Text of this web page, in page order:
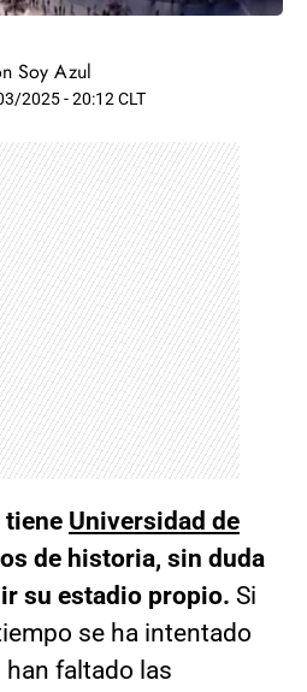
Soy Azul
2025 - 20:12 CLT
tiene Universidad de
de historia, sin duda
su estadio propio. Si
se ha intentado
faltado las